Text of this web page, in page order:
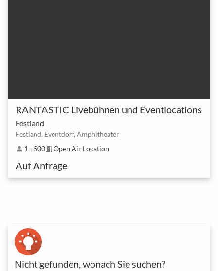
RANTASTIC Livebühnen und Eventlocations
Festland
Festland, Eventdorf, Amphitheater
person 1 - 500meeting_room Open Air Location
Auf Anfrage
Nicht gefunden, wonach Sie suchen?